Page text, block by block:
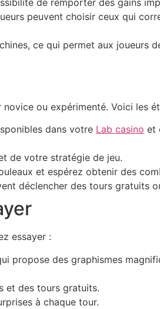
peuvent choisir ceux qui
ce qui permet aux joueurs
ou expérimenté. Voici les
dans votre Lab casino et
de votre stratégie de jeu.
et espérez obtenir des
déclencher des tours gratuits
essayer :
propose des graphismes
et des tours gratuits.
à chaque tour.